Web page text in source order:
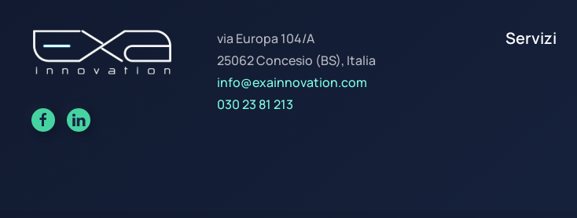
via Europa 104/A
25062 Concesio (BS), Italia
info@exainnovation.com
030 23 81 213
Servizi